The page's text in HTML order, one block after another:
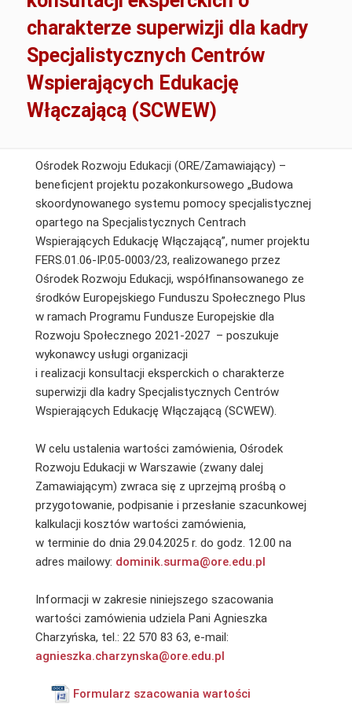
charakterze superwizji dla kadry
Specjalistycznych Centrów
Wspierających Edukację
Włączającą (SCWEW)
Ośrodek Rozwoju Edukacji (ORE/Zamawiający) –
beneficjent projektu pozakonkursowego „Budowa
skoordynowanego systemu pomocy specjalistycznej
opartego na Specjalistycznych Centrach
Wspierających Edukację Włączającą”, numer projektu
FERS.01.06-IP.05-0003/23, realizowanego przez
Ośrodek Rozwoju Edukacji, współfinansowanego ze
środków Europejskiego Funduszu Społecznego Plus
w ramach Programu Fundusze Europejskie dla
Rozwoju Społecznego 2021-2027 – poszukuje
wykonawcy usługi organizacji
i realizacji konsultacji eksperckich o charakterze
superwizji dla kadry Specjalistycznych Centrów
Wspierających Edukację Włączającą (SCWEW).
W celu ustalenia wartości zamówienia, Ośrodek
Rozwoju Edukacji w Warszawie (zwany dalej
Zamawiającym) zwraca się z uprzejmą prośbą o
przygotowanie, podpisanie i przesłanie szacunkowej
kalkulacji kosztów wartości zamówienia,
w terminie do dnia 29.04.2025 r. do godz. 12.00 na
adres mailowy: dominik.surma@ore.edu.pl
Informacji w zakresie niniejszego szacowania
wartości zamówienia udziela Pani Agnieszka
Charzyńska, tel.: 22 570 83 63, e-mail:
agnieszka.charzynska@ore.edu.pl
Formularz szacowania wartości